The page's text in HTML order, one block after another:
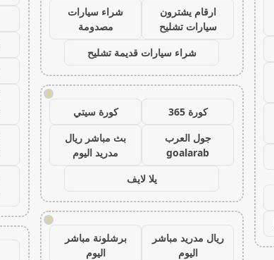
ارقام يشترون
سيارات تشليح
شراء سيارات
مصدومة
شراء سيارات قديمة تشليح
!
كورة 365
كورة سيتي
جول العرب
goalarab
بث مباشر ريال
مدريد اليوم
يلا لايف
!
ريال مدريد مباشر
اليوم
برشلونة مباشر
اليوم